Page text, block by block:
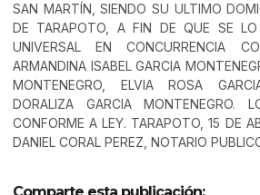
SAN MARTÍN, SIENDO SU ULTIMO
DE TARAPOTO, A FIN DE QUE SE LO
UNIVERSAL EN CONCURRENCIA
ARMANDINA ISABEL GARCIA
MONTENEGRO, ELVIA ROSA
DORALIZA GARCIA MONTENEGRO.
CONFORME A LEY. TARAPOTO, 15 DE
DANIEL CORAL PEREZ, NOTARIO
Comparte esta publicación: